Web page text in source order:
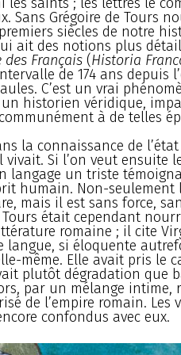
Sans Grégoire de Tours
siècles de notre
ait des notions plus
des Français(Historia
de 174 ans depuis
C’est un vrai
historien véridique,
à de telles
la connaissance de
vivait. Si l’on veut ensuite
langage un triste
humain. Non-seulement
mais il est sans force,
était cependant
romaine ; il cite
si éloquente
même. Elle avait pris le
plutôt dégradation que
par un mélange intime,
de l’empire romain. Les
confondus avec eux.